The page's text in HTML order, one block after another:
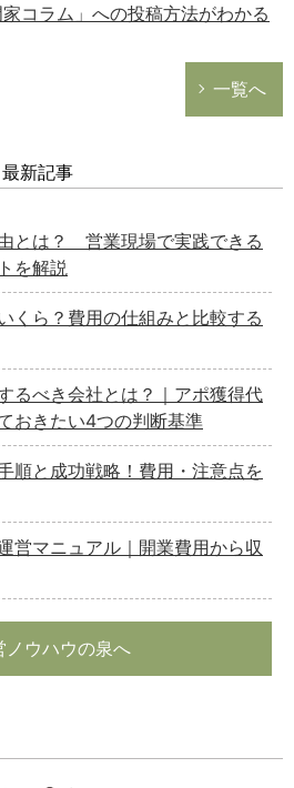
家コラム」への投稿方法がわかる
一覧へ
新記事
とは？ 営業現場で実践できる
を解説
くら？費用の仕組みと比較する
るべき会社とは？｜アポ獲得代
おきたい4つの判断基準
順と成功戦略！費用・注意点を
営マニュアル｜開業費用から収
ノウハウの泉へ